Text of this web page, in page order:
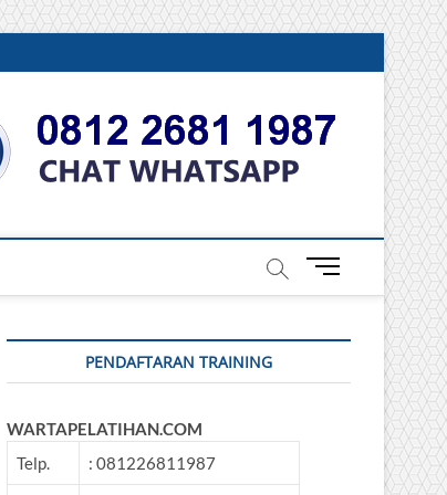
M
u
u
PENDAFTARAN TRAINING
WARTAPELATIHAN.COM
Telp.
: 081226811987